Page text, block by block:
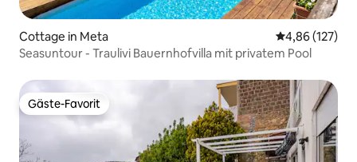
Cottage in Meta
4,86 (127)
Seasuntour - Traulivi Bauernhofvilla mit privatem Pool
Gäste-Favorit
Gäste-Favorit